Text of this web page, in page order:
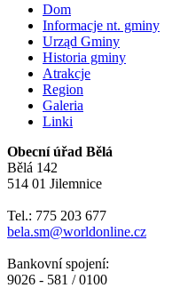
Dom
Informacje nt. gminy
Urząd Gminy
Historia gminy
Atrakcje
Region
Galeria
Linki
Obecní úřad Bělá
Bělá 142
514 01 Jilemnice
Tel.: 775 203 677
bela.sm@worldonline.cz
Bankovní spojení:
9026 - 581 / 0100